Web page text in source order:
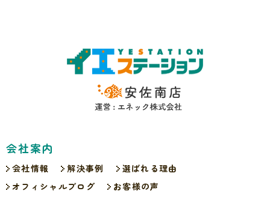
会社案内
会社情報 解決事例
選ばれる理由
オフィシャルブログ
お客様の声